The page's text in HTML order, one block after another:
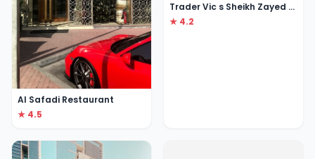
Al Safadi Restaurant
★ 4.5
Trader Vic s Sheikh Zayed Road
★ 4.2